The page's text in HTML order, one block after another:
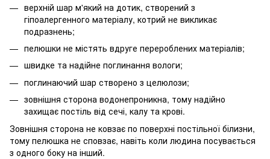
верхній шар м'який на дотик, створений з
гіпоалергенного матеріалу, котрий не викликає
подразнень;
пелюшки не містять вдруге перероблених матеріалів;
швидке та надійне поглинання вологи;
поглинаючий шар створено з целюлози;
зовнішня сторона водонепроникна, тому надійно
захищає постіль від сечі, калу та крові.
Зовнішня сторона не ковзає по поверхні постільної білизни,
тому пелюшка не сповзає, навіть коли людина посувається
з одного боку на інший.